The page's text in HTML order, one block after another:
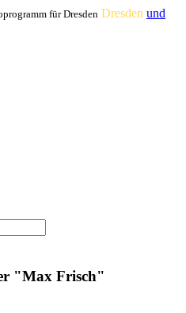
für Dresden Dresden und
"Max Frisch"